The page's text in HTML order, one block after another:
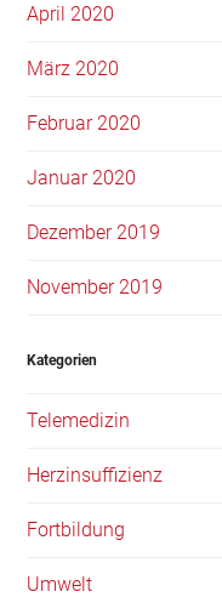
April 2020
März 2020
Februar 2020
Januar 2020
Dezember 2019
November 2019
Kategorien
Telemedizin
Herzinsuffizienz
Fortbildung
Umwelt